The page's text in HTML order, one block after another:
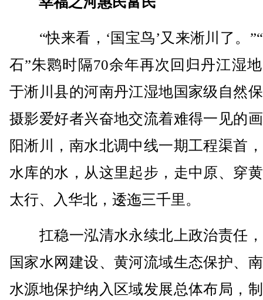
“快来看，‘国宝鸟’又来淅川了。
石”朱鹮时隔70余年再次回归丹江湿
于淅川县的河南丹江湿地国家级自然
摄影爱好者兴奋地交流着难得一见的
阳淅川，南水北调中线一期工程渠首
水库的水，从这里起步，走中原、穿
太行、入华北，逶迤三千里。
扛稳一泓清水永续北上政治责任
国家水网建设、黄河流域生态保护、
水源地保护纳入区域发展总体布局，